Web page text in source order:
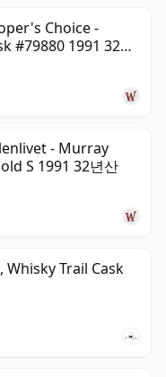
Choice -
#79880 1991 32년
- Murray
S 1991 32년산
Whisky Trail Cask